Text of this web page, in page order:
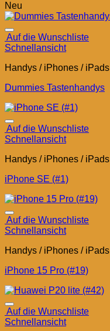
Neu
Auf die Wunschliste
Schnellansicht
Handys / iPhones / iPads
Dummies Tastenhandys
Auf die Wunschliste
Schnellansicht
Handys / iPhones / iPads
iPhone SE (#1)
Auf die Wunschliste
Schnellansicht
Handys / iPhones / iPads
iPhone 15 Pro (#19)
Auf die Wunschliste
Schnellansicht